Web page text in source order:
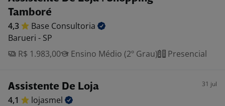
Tamboré
4,3 Base Consultoria
Barueri - SP
R$ 1.983,00
Ensino Médio (2º Grau) Presencial
Assistente De Loja 31 jul
4,1
lojasmel